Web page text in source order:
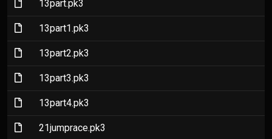
(File)13part.pk3
(File)13part1.pk3
(File)13part2.pk3
(File)13part3.pk3
(File)13part4.pk3
(File)21jumprace.pk3